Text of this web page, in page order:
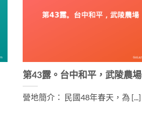
第43露。台中和平，武陵農場
營地簡介： 民國48年春天，為 [...]